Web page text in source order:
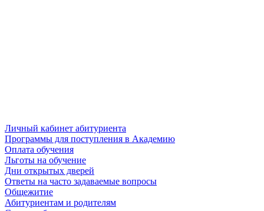
Личный кабинет абитуриента
Программы для поступления в Академию
Оплата обучения
Льготы на обучение
Дни открытых дверей
Ответы на часто задаваемые вопросы
Общежитие
Абитуриентам и родителям